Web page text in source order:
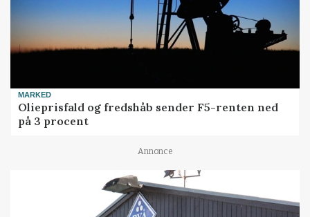
MARKED
Olieprisfald og fredshåb sender F5-renten ned
på 3 procent
Annonce